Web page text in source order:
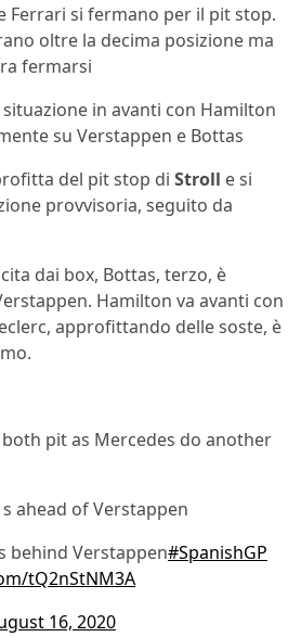
Ferrari si fermano per il pit stop.
oltre la decima posizione ma
fermarsi
in avanti con Hamilton
su Verstappen e Bottas
del pit stop di Stroll e si
provvisoria, seguito da
dai box, Bottas, terzo, è
Hamilton va avanti con
approfittando delle soste, è
pit as Mercedes do another
ahead of Verstappen
behind Verstappen#SpanishGP
tQ2nStNM3A
16, 2020